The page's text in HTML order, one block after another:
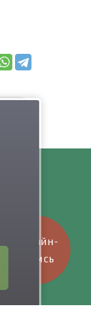
Онлайн-
запись